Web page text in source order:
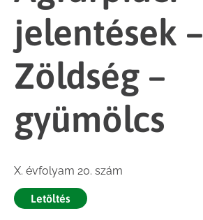
jelentések –
Zöldség –
gyümölcs
X. évfolyam 20. szám
Letöltés